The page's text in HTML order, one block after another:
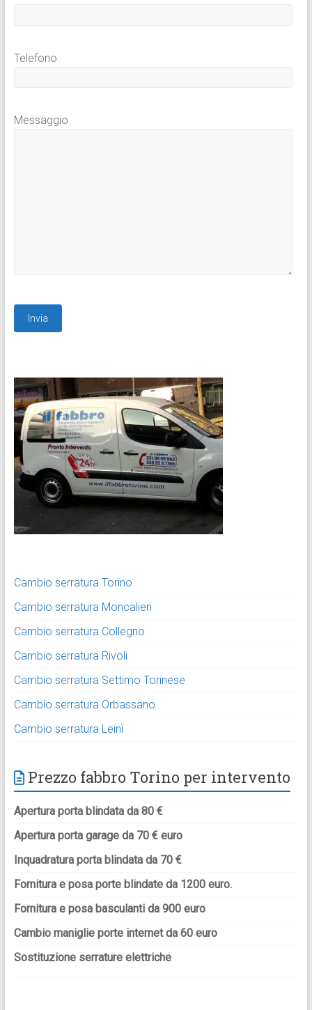
Telefono
Messaggio
Cambio serratura Torino
Cambio serratura Moncalieri
Cambio serratura Collegno
Cambio serratura Rivoli
Cambio serratura Settimo Torinese
Cambio serratura Orbassano
Cambio serratura Leinì
Prezzo fabbro Torino per intervento
Apertura porta blindata da 80 €
Apertura porta garage da 70 € euro
Inquadratura porta blindata da 70 €
Fornitura e posa porte blindate da 1200 euro.
Fornitura e posa basculanti da 900 euro
Cambio maniglie porte internet da 60 euro
Sostituzione serrature elettriche